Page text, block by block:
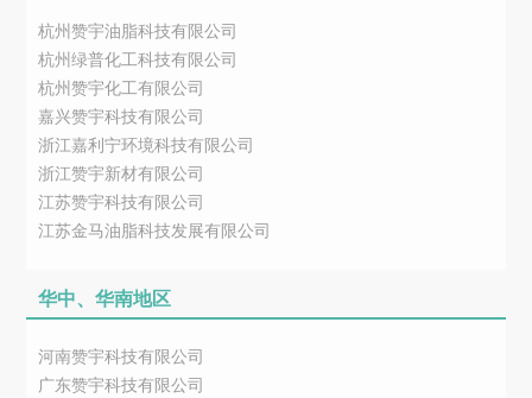
杭州赞宇油脂科技有限公司
杭州绿普化工科技有限公司
杭州赞宇化工有限公司
嘉兴赞宇科技有限公司
浙江嘉利宁环境科技有限公司
浙江赞宇新材有限公司
江苏赞宇科技有限公司
江苏金马油脂科技发展有限公司
华中、华南地区
河南赞宇科技有限公司
广东赞宇科技有限公司